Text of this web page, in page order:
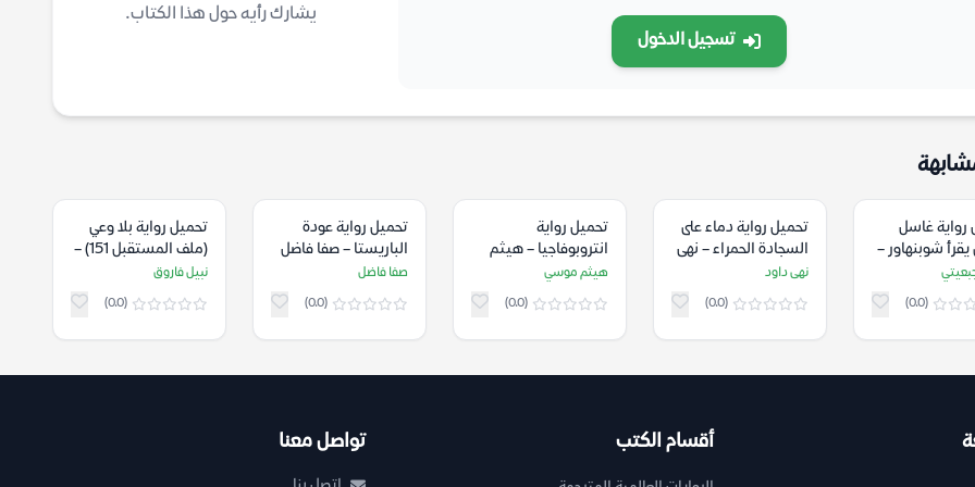
تسجيل الدخول
يشارك رأيه حول هذا الكتاب.
رواية غاسل
شوبنهاور –
(0.0)
تحميل رواية دماء على
السجادة الحمراء – نهى
داود
نهى داود
(0.0)
تحميل رواية
انتروبوفاجيا – هيثم
موسي
هيثم موسي
(0.0)
تحميل رواية عودة
الباريستا – صفا فاضل
صفا فاضل
(0.0)
تحميل رواية بلا وعي
(ملف المستقبل 151) –
نبيل فاروق
نبيل فاروق
(0.0)
أقسام الكتب تواصل معنا